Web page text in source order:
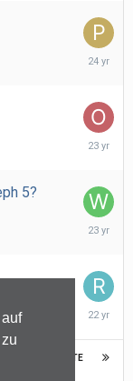
30.
1.
5?
11.
14.
2004
NÄCHSTE